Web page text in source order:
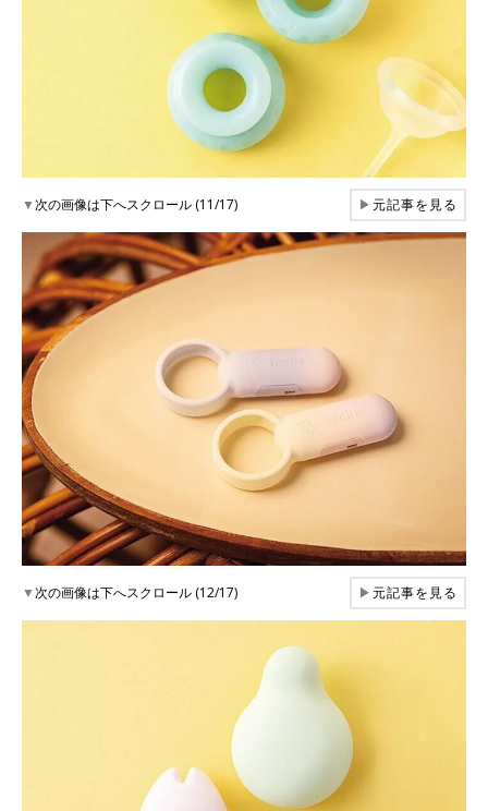
▼次の画像は下へスクロール (11/17) ▶元記事を見る
▼次の画像は下へスクロール (12/17) ▶元記事を見る